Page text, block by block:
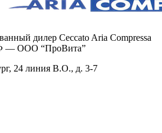
дилер Ceccato Aria Compressa
— ООО “ПроВита”
24 линия В.О., д. 3-7